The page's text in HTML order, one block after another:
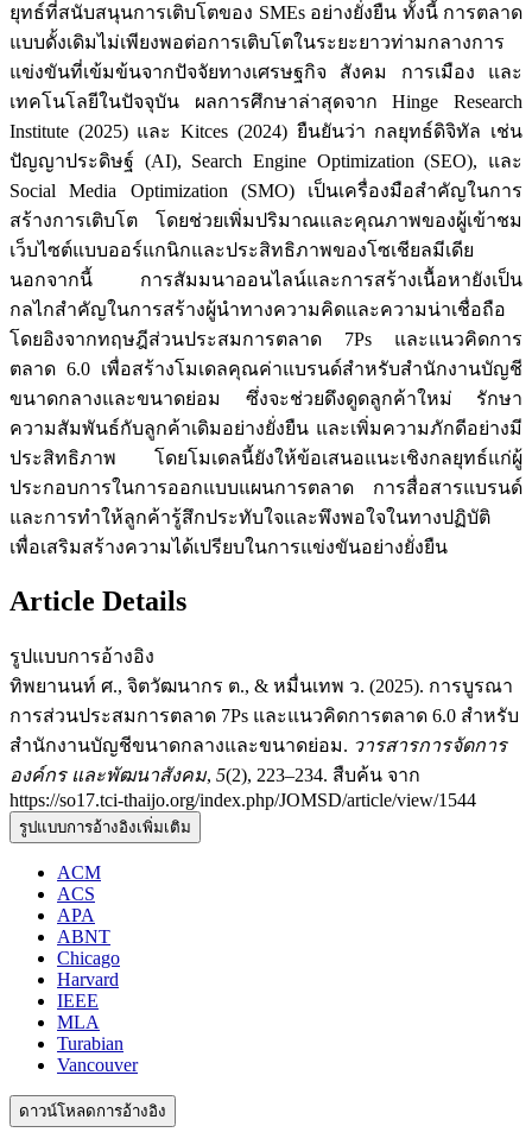
ยุทธ์ที่สนับสนุนการเติบโตของ SMEs อย่างยั่งยืน ทั้งนี้ การตลาด
แบบดั้งเดิมไม่เพียงพอต่อการเติบโตในระยะยาวท่ามกลางการ
แข่งขันที่เข้มข้นจากปัจจัยทางเศรษฐกิจ สังคม การเมือง และ
เทคโนโลยีในปัจจุบัน ผลการศึกษาล่าสุดจาก Hinge Research
Institute (2025) และ Kitces (2024) ยืนยันว่า กลยุทธ์ดิจิทัล เช่น
ปัญญาประดิษฐ์ (AI), Search Engine Optimization (SEO), และ
Social Media Optimization (SMO) เป็นเครื่องมือสำคัญในการ
สร้างการเติบโต โดยช่วยเพิ่มปริมาณและคุณภาพของผู้เข้าชม
เว็บไซต์แบบออร์แกนิกและประสิทธิภาพของโซเชียลมีเดีย
นอกจากนี้ การสัมมนาออนไลน์และการสร้างเนื้อหายังเป็น
กลไกสำคัญในการสร้างผู้นำทางความคิดและความน่าเชื่อถือ
โดยอิงจากทฤษฎีส่วนประสมการตลาด 7Ps และแนวคิดการ
ตลาด 6.0 เพื่อสร้างโมเดลคุณค่าแบรนด์สำหรับสำนักงานบัญชี
ขนาดกลางและขนาดย่อม ซึ่งจะช่วยดึงดูดลูกค้าใหม่ รักษา
ความสัมพันธ์กับลูกค้าเดิมอย่างยั่งยืน และเพิ่มความภักดีอย่างมี
ประสิทธิภาพ โดยโมเดลนี้ยังให้ข้อเสนอแนะเชิงกลยุทธ์แก่ผู้
ประกอบการในการออกแบบแผนการตลาด การสื่อสารแบรนด์
และการทำให้ลูกค้ารู้สึกประทับใจและพึงพอใจในทางปฏิบัติ
เพื่อเสริมสร้างความได้เปรียบในการแข่งขันอย่างยั่งยืน
Article Details
รูปแบบการอ้างอิง
ทิพยานนท์ ศ., จิตวัฒนากร ต., & หมื่นเทพ ว. (2025). การบูรณา
การส่วนประสมการตลาด 7Ps และแนวคิดการตลาด 6.0 สำหรับ
สำนักงานบัญชีขนาดกลางและขนาดย่อม. วารสารการจัดการ
องค์กร และพัฒนาสังคม, 5(2), 223–234. สืบค้น จาก
https://so17.tci-thaijo.org/index.php/JOMSD/article/view/1544
รูปแบบการอ้างอิงเพิ่มเติม
ACM
ACS
APA
ABNT
Chicago
Harvard
IEEE
MLA
Turabian
Vancouver
ดาวน์โหลดการอ้างอิง